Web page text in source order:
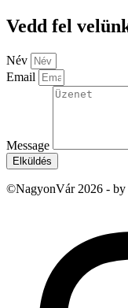
Vedd fel
Név
Email
Message
Elküldés
©NagyonVár 2026 - by